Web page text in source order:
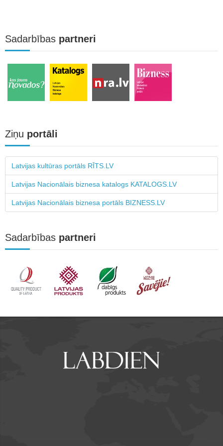
Sadarbības partneri
Ziņu portāli
Latvijas kultūras portāls RĪTS.LV
Latvijas Nacionālais biznesa katalogs KATALOGS.LV
Latvijas Nacionālais biznesa portāls BIZNESS.LV
Sadarbības partneri